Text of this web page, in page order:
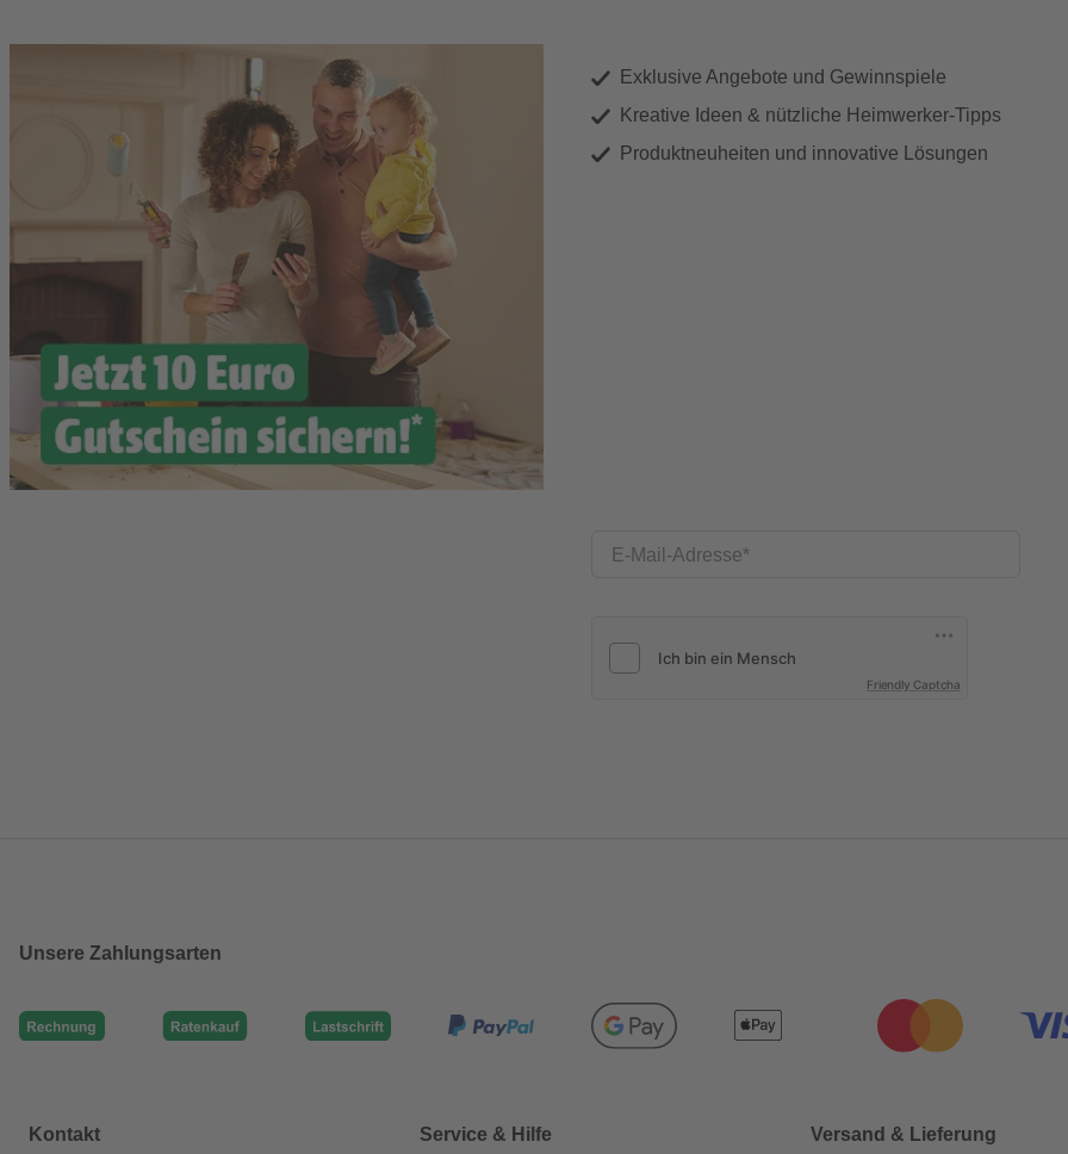
Exklusive Angebote und Gewinnspiele
Kreative Ideen & nützliche Heimwerker-Tipps
Produktneuheiten und innovative Lösungen
E-Mail-Adresse
Friendly Captcha
Unsere Zahlungsarten
Kontakt Service & Hilfe Versand & Lieferung